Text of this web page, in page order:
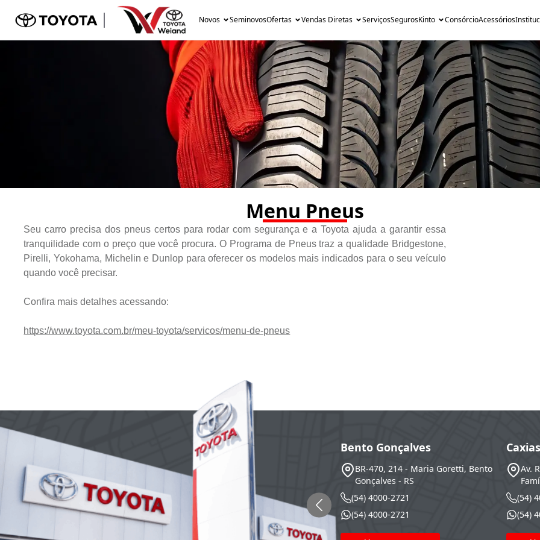
Novos SeminovosOfertas Vendas Diretas ServiçosSegurosKinto ConsórcioAcessórios
Menu Pneus
Seu carro precisa dos pneus certos para rodar com segurança e a Toyota ajuda a garantir essa
tranquilidade com o preço que você procura. O Programa de Pneus traz a qualidade Bridgestone,
Pirelli, Yokohama, Michelin e Dunlop para oferecer os modelos mais indicados para o seu veículo
quando você precisar.
Confira mais detalhes acessando:
https://www.toyota.com.br/meu-toyota/servicos/menu-de-pneus
Bento Gonçalves
BR-470, 214 - Maria Goretti, Bento
Gonçalves - RS
(54) 4000-2721
(54) 4000-2721
Caxias
Av.
(54)
(54)